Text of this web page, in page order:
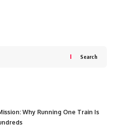
Search
Why Running One Train Is